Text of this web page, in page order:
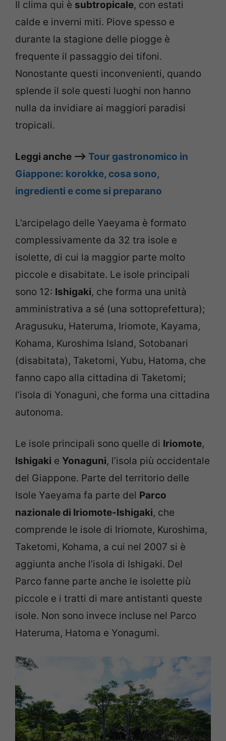
Il clima qui è subtropicale, con estati
calde e inverni miti. Piove spesso e
durante la stagione delle piogge è
frequente il passaggio dei tifoni.
Nonostante questi inconvenienti, quando
splende il sole questi luoghi non hanno
nulla da invidiare ai maggiori paradisi
tropicali.
Leggi anche –> Tour gastronomico in
Giappone: korokke, cosa sono,
ingredienti e come si preparano
L’arcipelago delle Yaeyama è formato
complessivamente da 32 tra isole e
isolette, di cui la maggior parte molto
piccole e disabitate. Le isole principali
sono 12: Ishigaki, che forma una unità
amministrativa a sé (una sottoprefettura);
Aragusuku, Hateruma, Iriomote, Kayama,
Kohama, Kuroshima Island, Sotobanari
(disabitata), Taketomi, Yubu, Hatoma, che
fanno capo alla cittadina di Taketomi;
l’isola di Yonaguni, che forma una cittadina
autonoma.
Le isole principali sono quelle di Iriomote,
Ishigaki e Yonaguni, l’isola più occidentale
del Giappone. Parte del territorio delle
Isole Yaeyama fa parte del Parco
nazionale di Iriomote-Ishigaki, che
comprende le isole di Iriomote, Kuroshima,
Taketomi, Kohama, a cui nel 2007 si è
aggiunta anche l’isola di Ishigaki. Del
Parco fanne parte anche le isolette più
piccole e i tratti di mare antistanti queste
isole. Non sono invece incluse nel Parco
Hateruma, Hatoma e Yonagumi.